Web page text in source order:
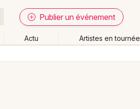
Publier un événement
Actu Artistes en tournée